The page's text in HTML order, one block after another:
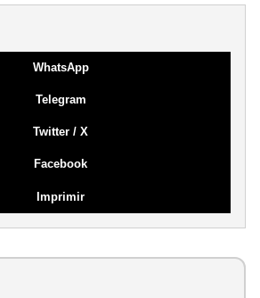
WhatsApp
Telegram
Twitter / X
Facebook
Imprimir